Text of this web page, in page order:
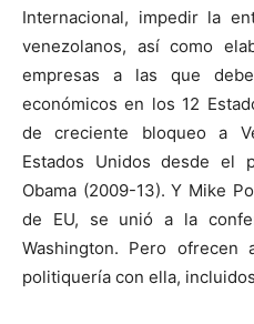
Internacional, impedir la
venezolanos, así como
empresas a las que
económicos en los 12
de creciente bloqueo a
Estados Unidos desde el
Obama (2009-13). Y Mike
de EU, se unió a la
Washington. Pero ofrecen
politiquería con ella,